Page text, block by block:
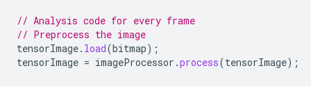
// Analysis code for every frame
// Preprocess the image
tensorImage. load(bitmap);
tensorImage = imageProcessor .process(tensorImage);